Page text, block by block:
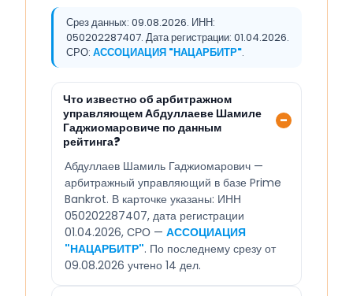
Срез данных: 09.08.2026. ИНН:
050202287407. Дата регистрации: 01.04.2026.
СРО: АССОЦИАЦИЯ "НАЦАРБИТР".
Что известно об арбитражном
управляющем Абдуллаеве Шамиле
Гаджиомаровиче по данным
рейтинга?
Абдуллаев Шамиль Гаджиомарович —
арбитражный управляющий в базе Prime
Bankrot. В карточке указаны: ИНН
050202287407, дата регистрации
01.04.2026, СРО — АССОЦИАЦИЯ
"НАЦАРБИТР". По последнему срезу от
09.08.2026 учтено 14 дел.